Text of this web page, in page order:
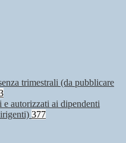
trimestrali (da pubblicare
autorizzati ai dipendenti
377